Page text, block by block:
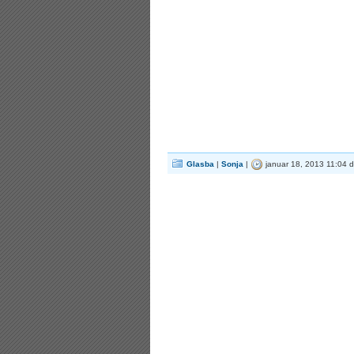
Glasba | Sonja | januar 18, 2013 11:04